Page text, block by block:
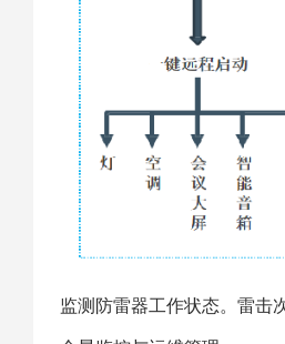
监测防雷器工作状态。雷击